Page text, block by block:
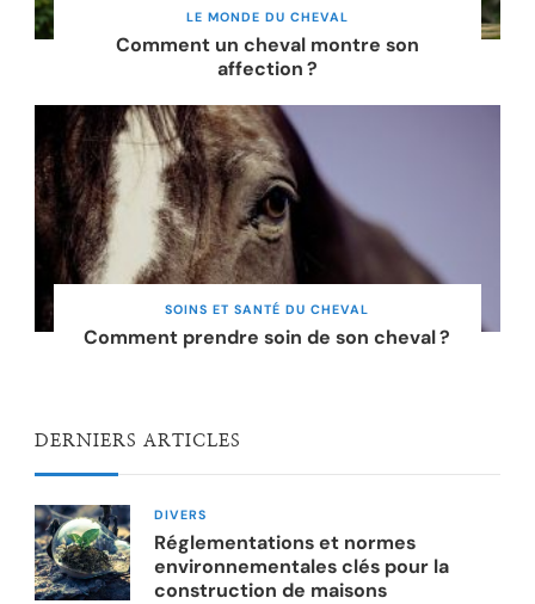
LE MONDE DU CHEVAL
Comment un cheval montre son
affection ?
SOINS ET SANTÉ DU CHEVAL
Comment prendre soin de son cheval ?
DERNIERS ARTICLES
DIVERS
Réglementations et normes
environnementales clés pour la
construction de maisons